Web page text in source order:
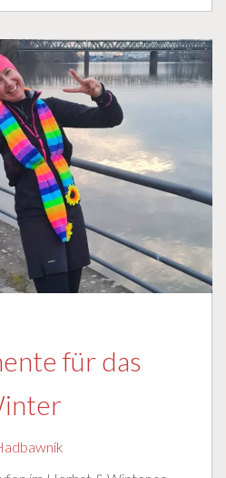
für das